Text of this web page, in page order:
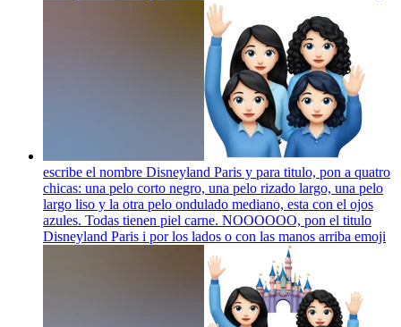
escribe el nombre Disneyland Paris y para titulo, pon a quatro
chicas: una pelo corto negro, una pelo rizado largo, una pelo
largo liso y la otra pelo ondulado mediano, esta con el ojos
azules. Todas tienen piel carne. NOOOOOO, pon el titulo
Disneyland Paris i por los lados o con las manos arriba emoji